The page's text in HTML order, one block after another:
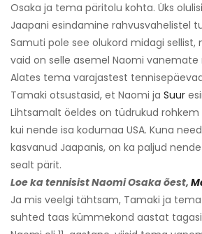
Osaka ja tema päritolu kohta. Üks
Jaapani esindamine rahvusvahelistel
Samuti pole see olukord midagi sellist,
vaid on selle asemel Naomi vanemate
Alates tema varajastest
Tamaki otsustasid, et Naomi ja Suur
Lihtsamalt öeldes on tüdrukud
kui nende isa kodumaa USA. Kuna
kasvanud Jaapanis, on ka paljud
sealt pärit.
Loe ka tennisist Naomi Osaka õest,
Ja mis veelgi tähtsam, Tamaki ja
suhted taas kümmekond aastat